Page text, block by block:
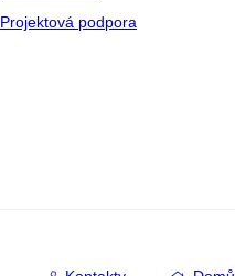
Projektová podpora